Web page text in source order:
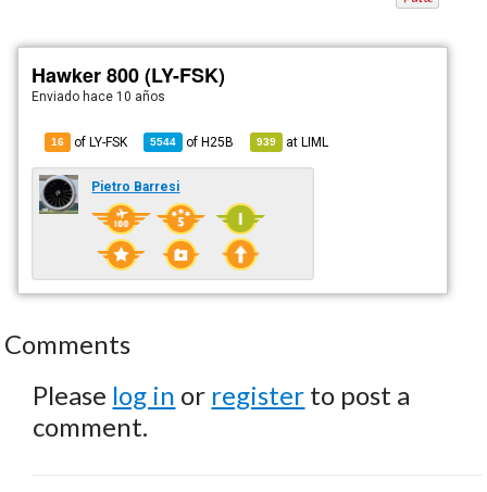
Hawker 800 (LY-FSK)
Enviado hace 10 años
16 of LY-FSK 5544 ofH25B 939 atLIML
Pietro Barresi
Comments
Please log in or register to post a
comment.